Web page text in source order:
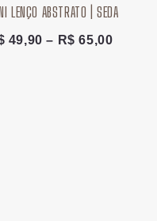
LENÇO ABSTRATO | SEDA
49,90 – R$ 65,00